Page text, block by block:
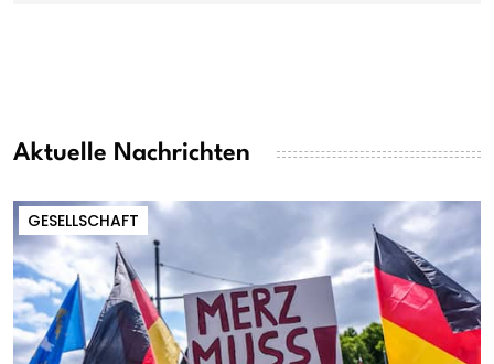
Aktuelle Nachrichten
GESELLSCHAFT